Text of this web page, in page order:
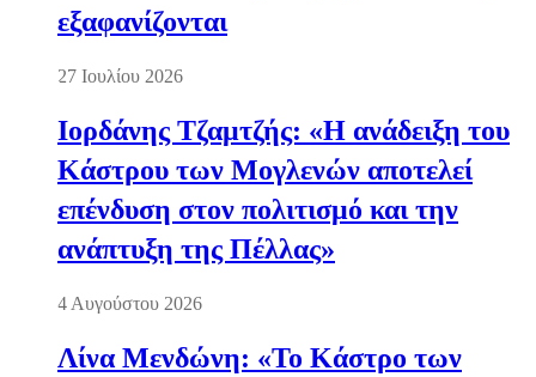
εξαφανίζονται
27 Ιουλίου 2026
Ιορδάνης Τζαμτζής: «Η ανάδειξη του
Κάστρου των Μογλενών αποτελεί
επένδυση στον πολιτισμό και την
ανάπτυξη της Πέλλας»
4 Αυγούστου 2026
Λίνα Μενδώνη: «Το Κάστρο των